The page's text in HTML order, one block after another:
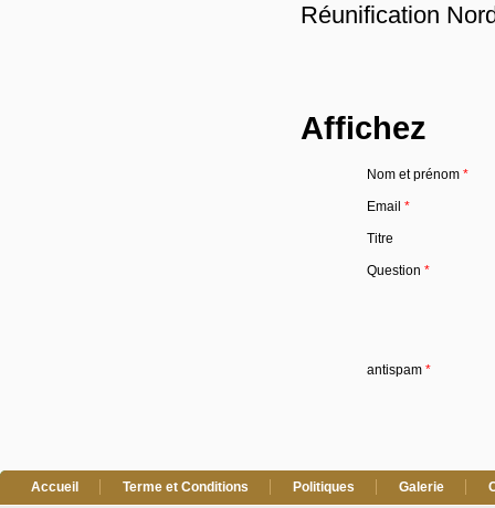
Réunification
Affichez
Nom et prénom *
Email *
Titre
Question *
antispam *
Accueil Terme et Conditions Politiques Galerie